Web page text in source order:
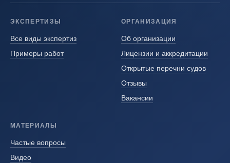
ЭКСПЕРТИЗЫ
Все виды экспертиз
Примеры работ
ОРГАНИЗАЦИЯ
Об организации
Лицензии и аккредитации
Открытые перечни судов
Отзывы
Вакансии
МАТЕРИАЛЫ
Частые вопросы
Видео